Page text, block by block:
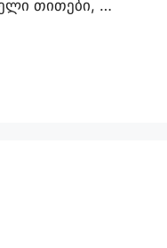
თითები, …